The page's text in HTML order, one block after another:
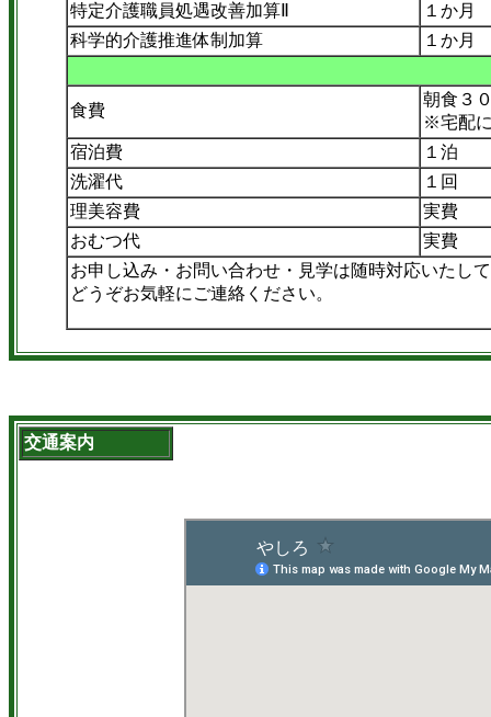
特定介護職員処遇改善加算Ⅱ
１か月
科学的介護推進体制加算
１か
食費
朝食３
※宅配
宿泊費
１泊
洗濯代
１
理美容費
実費
おむつ代
実費
お申し込み・お問い合わせ・見学は随時対応いたし
どうぞお気軽にご連絡ください。
交通案内